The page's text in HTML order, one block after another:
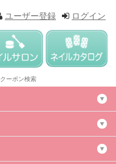
ログイン
ユーザー登録
クーポン検索